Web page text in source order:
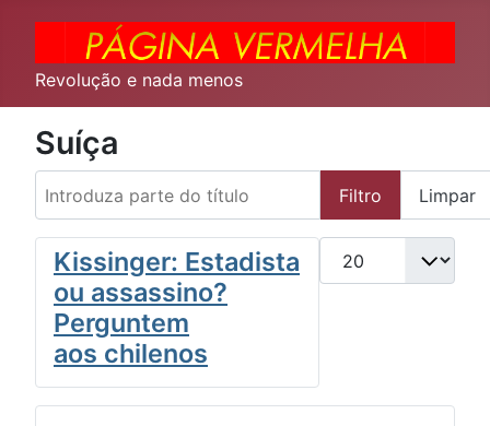
Revolução e nada menos
Suíça
Introduza parte do título
Filtro Limpar
Qtd. a exibir
Kissinger: Estadista
ou assassino?
Perguntem
aos chilenos